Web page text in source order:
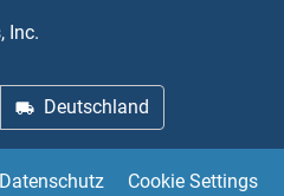
Inc.
Deutschland
Datenschutz Cookie Settings